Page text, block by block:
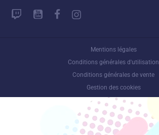
Mentions légales
Conditions générales d'utilisation
Conditions générales de vente
Gestion des cookies